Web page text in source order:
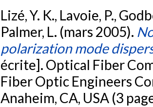
Lizé, Y. K., Lavoie, P.,
Palmer, L. (mars 2005).
polarization mode
écrite]. Optical Fiber
Fiber Optic Engineers
Anaheim, CA, USA (3